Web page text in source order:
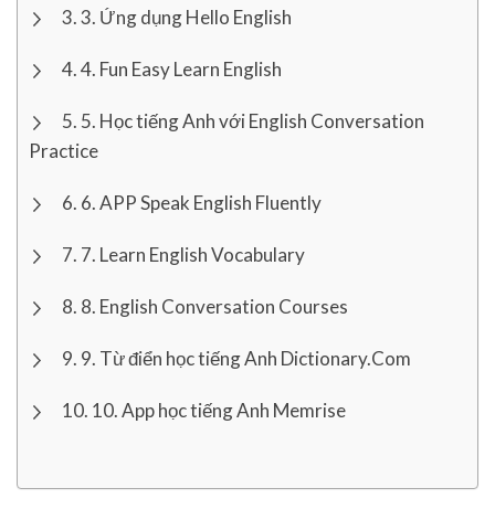
3. Ứng dụng Hello English
4. Fun Easy Learn English
5. Học tiếng Anh với English Conversation
Practice
6. APP Speak English Fluently
7. Learn English Vocabulary
8. English Conversation Courses
9. Từ điển học tiếng Anh Dictionary.Com
10. App học tiếng Anh Memrise